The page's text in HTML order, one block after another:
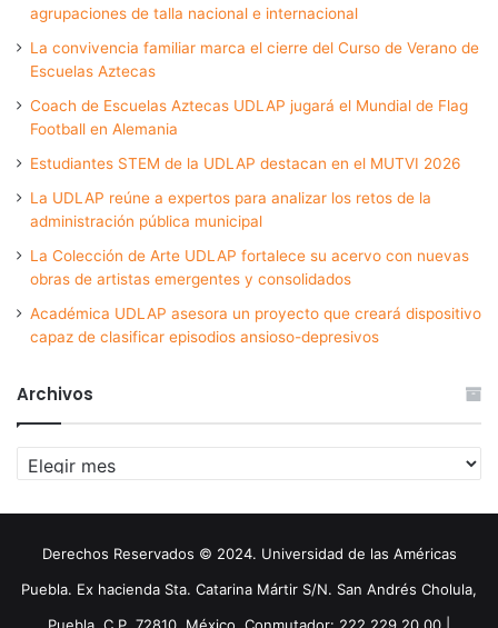
agrupaciones de talla nacional e internacional
La convivencia familiar marca el cierre del Curso de Verano de
Escuelas Aztecas
Coach de Escuelas Aztecas UDLAP jugará el Mundial de Flag
Football en Alemania
Estudiantes STEM de la UDLAP destacan en el MUTVI 2026
La UDLAP reúne a expertos para analizar los retos de la
administración pública municipal
La Colección de Arte UDLAP fortalece su acervo con nuevas
obras de artistas emergentes y consolidados
Académica UDLAP asesora un proyecto que creará dispositivo
capaz de clasificar episodios ansioso-depresivos
Archivos
Archivos
Derechos Reservados © 2024. Universidad de las Américas
Puebla. Ex hacienda Sta. Catarina Mártir S/N. San Andrés Cholula,